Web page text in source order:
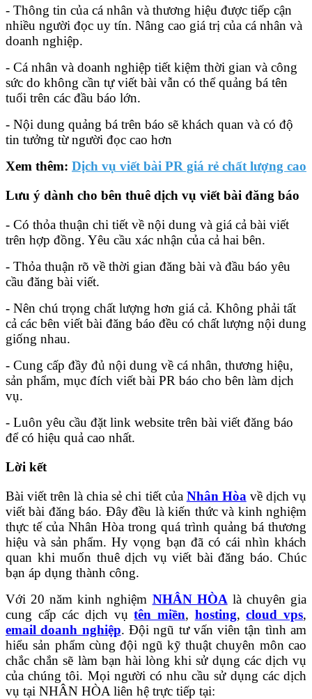
- Thông tin của cá nhân và thương hiệu được tiếp cận
nhiều người đọc uy tín. Nâng cao giá trị của cá nhân và
doanh nghiệp.
- Cá nhân và doanh nghiệp tiết kiệm thời gian và công
sức do không cần tự viết bài vẫn có thể quảng bá tên
tuổi trên các đầu báo lớn.
- Nội dung quảng bá trên báo sẽ khách quan và có độ
tin tưởng từ người đọc cao hơn
Xem thêm: Dịch vụ viết bài PR giá rẻ chất lượng cao
Lưu ý dành cho bên thuê dịch vụ viết bài đăng báo
- Có thỏa thuận chi tiết về nội dung và giá cả bài viết
trên hợp đồng. Yêu cầu xác nhận của cả hai bên.
- Thỏa thuận rõ về thời gian đăng bài và đầu báo yêu
cầu đăng bài viết.
- Nên chú trọng chất lượng hơn giá cả. Không phải tất
cả các bên viết bài đăng báo đều có chất lượng nội dung
giống nhau.
- Cung cấp đầy đủ nội dung về cá nhân, thương hiệu,
sản phẩm, mục đích viết bài PR báo cho bên làm dịch
vụ.
- Luôn yêu cầu đặt link website trên bài viết đăng báo
để có hiệu quả cao nhất.
Lời kết
Bài viết trên là chia sẻ chi tiết của Nhân Hòa về dịch vụ
viết bài đăng báo. Đây đều là kiến thức và kinh nghiệm
thực tế của Nhân Hòa trong quá trình quảng bá thương
hiệu và sản phẩm. Hy vọng bạn đã có cái nhìn khách
quan khi muốn thuê dịch vụ viết bài đăng báo. Chúc
bạn áp dụng thành công.
Với 20 năm kinh nghiệm NHÂN HÒA là chuyên gia
cung cấp các dịch vụtên miền, hosting,cloud vps,
email doanh nghiệp. Đội ngũ tư vấn viên tận tình am
hiểu sản phẩm cùng đội ngũ kỹ thuật chuyên môn cao
chắc chắn sẽ làm bạn hài lòng khi sử dụng các dịch vụ
của chúng tôi. Mọi người có nhu cầu sử dụng các dịch
vụ tại NHÂN HÒA liên hệ trực tiếp tại: